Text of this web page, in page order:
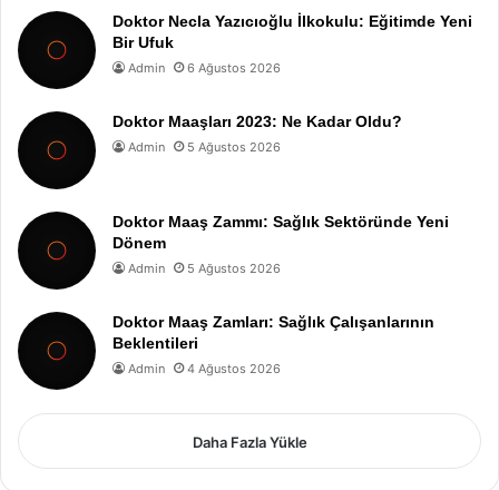
Doktor Necla Yazıcıoğlu İlkokulu: Eğitimde Yeni
Bir Ufuk
Admin 6 Ağustos 2026
Doktor Maaşları 2023: Ne Kadar Oldu?
Admin 5 Ağustos 2026
Doktor Maaş Zammı: Sağlık Sektöründe Yeni
Dönem
Admin 5 Ağustos 2026
Doktor Maaş Zamları: Sağlık Çalışanlarının
Beklentileri
Admin 4 Ağustos 2026
Daha Fazla Yükle